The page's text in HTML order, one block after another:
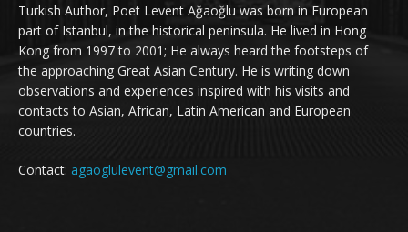
Turkish Author, Poet Levent Ağaoğlu was born in European
part of Istanbul, in the historical peninsula. He lived in Hong
Kong from 1997 to 2001; He always heard the footsteps of
the approaching Great Asian Century. He is writing down
observations and experiences inspired with his visits and
contacts to Asian, African, Latin American and European
countries.
Contact: agaoglulevent@gmail.com